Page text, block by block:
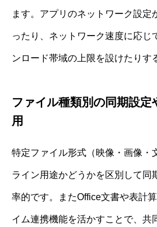
ます。アプリのネットワーク設定
ったり、ネットワーク速度に応じ
ンロード帯域の上限を設けたりす
ファイル種類別の同期設定
用
特定ファイル形式（映像・画像・
ライン用途かどうかを区別して同
率的です。またOffice文書や表計
イム連携機能を活かすことで、共